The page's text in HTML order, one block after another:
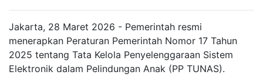
Jakarta, 28 Maret 2026 - Pemerintah resmi
menerapkan Peraturan Pemerintah Nomor 17 Tahun
2025 tentang Tata Kelola Penyelenggaraan Sistem
Elektronik dalam Pelindungan Anak (PP TUNAS).